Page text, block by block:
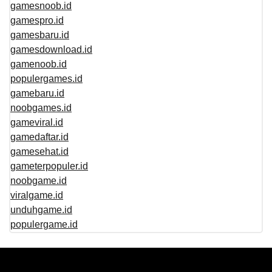
gamesnoob.id
gamespro.id
gamesbaru.id
gamesdownload.id
gamenoob.id
populergames.id
gamebaru.id
noobgames.id
gameviral.id
gamedaftar.id
gamesehat.id
gameterpopuler.id
noobgame.id
viralgame.id
unduhgame.id
populergame.id